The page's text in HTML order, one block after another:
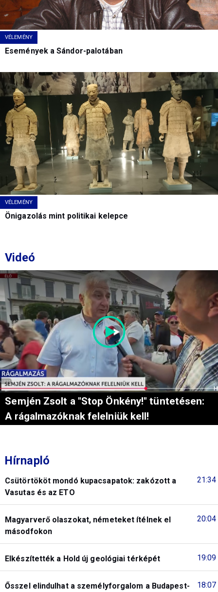
VÉLEMÉNY
Események a Sándor-palotában
VÉLEMÉNY
Önigazolás mint politikai kelepce
Videó
Semjén Zsolt a "Stop Önkény!" tüntetésen:
A rágalmazóknak felelniük kell!
Hírnapló
21:34
Csütörtököt mondó kupacsapatok: zakózott a
Vasutas és az ETO
20:04
Magyarverő olaszokat, németeket ítélnek el
másodfokon
19:09
Elkészítették a Hold új geológiai térképét
18:07
Ősszel elindulhat a személyforgalom a Budapest-